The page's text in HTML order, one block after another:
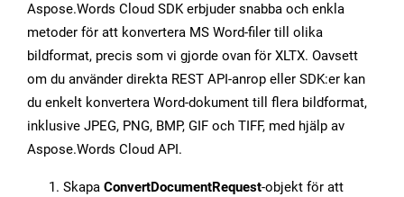
Aspose.Words Cloud SDK erbjuder snabba och enkla
metoder för att konvertera MS Word-filer till olika
bildformat, precis som vi gjorde ovan för XLTX. Oavsett
om du använder direkta REST API-anrop eller SDK:er kan
du enkelt konvertera Word-dokument till flera bildformat,
inklusive JPEG, PNG, BMP, GIF och TIFF, med hjälp av
Aspose.Words Cloud API.
Skapa ConvertDocumentRequest-objekt för att